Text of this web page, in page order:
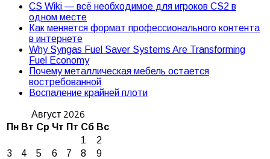
CS Wiki — всё необходимое для игроков CS2 в
одном месте
Как меняется формат профессионального контента
в интернете
Why Syngas Fuel Saver Systems Are Transforming
Fuel Economy
Почему металлическая мебель остается
востребованной
Воспаление крайней плоти
Август 2026
Пн Вт Ср Чт Пт Сб Вс
1
2
3
4 5 6 7 8
9